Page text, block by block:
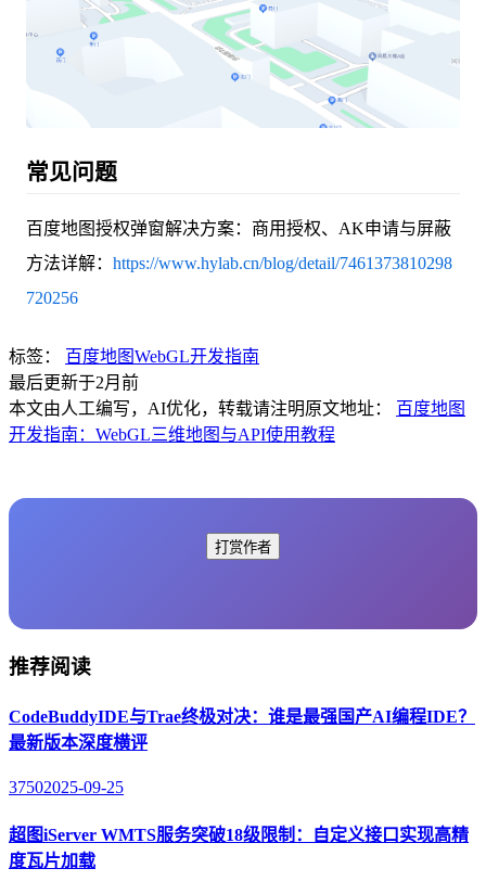
常见问题
百度地图授权弹窗解决方案：商用授权、AK申请与屏蔽
方法详解： https://www.hylab.cn/blog/detail/7461373810298
720256
标签： 百度地图WebGL开发指南
最后更新于2月前
本文由人工编写，AI优化，转载请注明原文地址： 百度地图
开发指南：WebGL三维地图与API使用教程
打赏作者
推荐阅读
CodeBuddyIDE与Trae终极对决：谁是最强国产AI编程IDE？
最新版本深度横评
37502025-09-25
超图iServer WMTS服务突破18级限制：自定义接口实现高精
度瓦片加载